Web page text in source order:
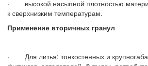
· высокой насыпной плотностью
к сверхнизким температурам.
Применение вторичных гранул
· Для литья: тонкостенных и